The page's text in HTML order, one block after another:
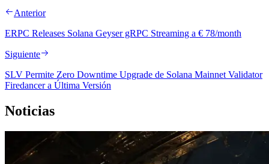
Anterior
ERPC Releases Solana Geyser gRPC Streaming a € 78/month
Siguiente
SLV Permite Zero Downtime Upgrade de Solana Mainnet Validator
Firedancer a Última Versión
Noticias